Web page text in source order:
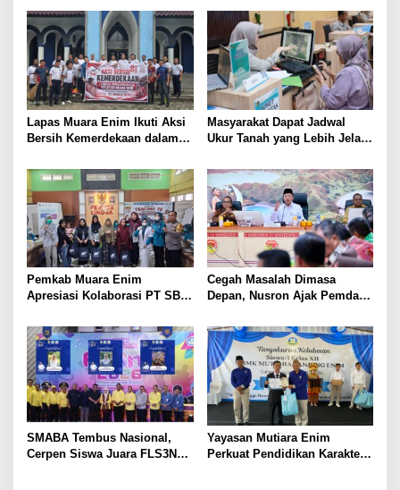
Lapas Muara Enim Ikuti Aksi
Bersih Kemerdekaan dalam
Indonesia
Masyarakat Dapat Jadwal
Ukur Tanah yang Lebih Jelas
Terjadwal
Pemkab Muara Enim
Apresiasi Kolaborasi PT SBS
Warga Sekitar Tambang
Cegah Masalah Dimasa
Depan, Nusron Ajak Pemda
Rumah Ibadah di NTT
SMABA Tembus Nasional,
Cerpen Siswa Juara FLS3N
Yayasan Mutiara Enim
Perkuat Pendidikan Karakter,